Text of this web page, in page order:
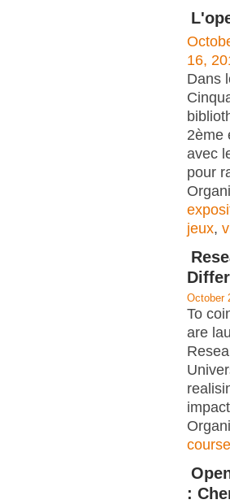
16,
Dans
2ème
avec
pour
jeux,
October
To
are
course
: